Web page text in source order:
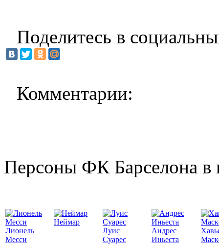
Поделитесь в
Комментарии:
Персоны ФК Барселона в
Лионель
Месси
Неймар
Луис
Суарес
Андрес
Иньеста